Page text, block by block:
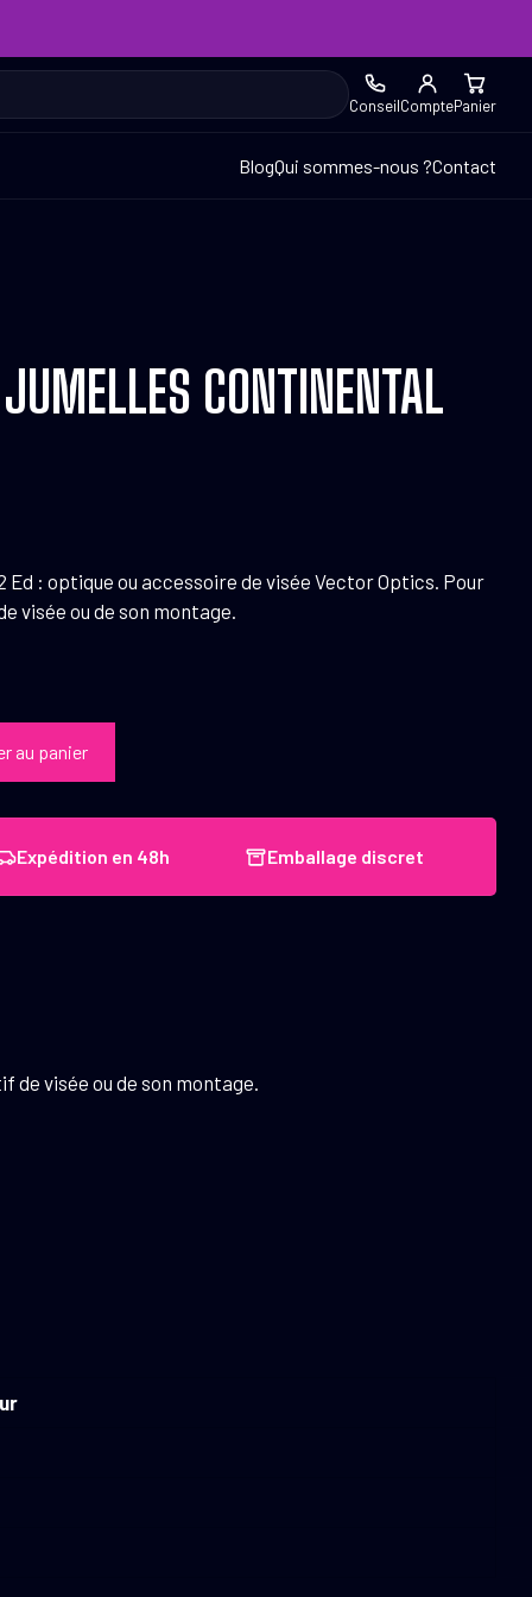
ConseilComptePanier
BlogQui sommes-nous ?Contact
CONTINENTAL
: optique ou accessoire de visée Vector Optics. Pour
visée ou de son montage.
au panier
Expédition en 48h Emballage discret
de visée ou de son montage.